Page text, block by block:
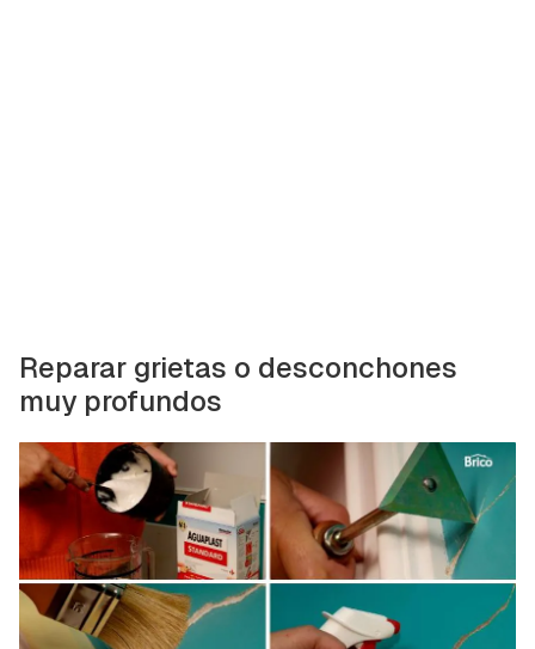
Reparar grietas o desconchones
muy profundos